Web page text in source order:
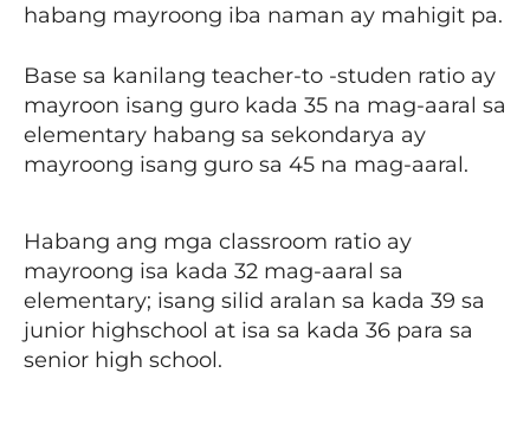
habang mayroong iba naman ay mahigit pa.
Base sa kanilang teacher-to -studen ratio ay
mayroon isang guro kada 35 na mag-aaral sa
elementary habang sa sekondarya ay
mayroong isang guro sa 45 na mag-aaral.
Habang ang mga classroom ratio ay
mayroong isa kada 32 mag-aaral sa
elementary; isang silid aralan sa kada 39 sa
junior highschool at isa sa kada 36 para sa
senior high school.